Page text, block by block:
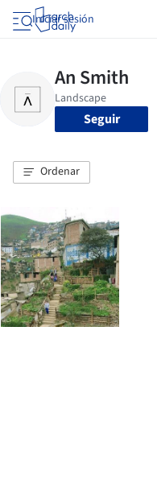
Iniciar sesión
Seguir
Ordenar